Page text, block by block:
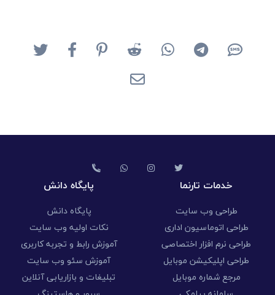
خدمات تارنما
طراحی وب سایت
طراحی اتوماسیون اداری
طراحی نرم افزار اختصاصی
طراحی اپلیکیشن موبایل
مرجع شماره موبایل
پایگاه دانش
پایگاه دانش
نکات اولیه وب سایت
آموزش رابط و تجربه کاربری
آموزش سئو وب سایت
تبلیغات و بازاریابی آنلاین